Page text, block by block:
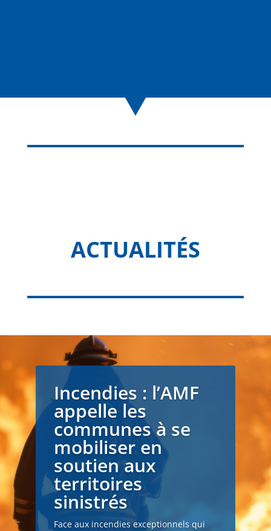
ACTUALITÉS
Incendies : l’AMF
appelle les
communes à se
mobiliser en
soutien aux
territoires
sinistrés
Face aux incendies exceptionnels qui